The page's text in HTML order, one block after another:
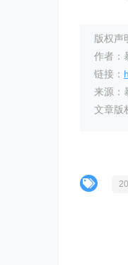
版权声
作者：
链接：
来源：
文章版